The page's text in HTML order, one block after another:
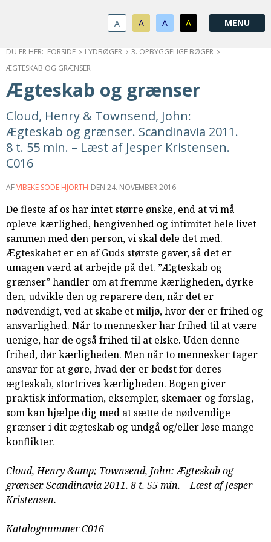
og
gå
indhold
forsiden
guide
for
1.2:
Bestyrelse
1.3:
Økonomi
1.5:
Privatlivspolitik
2.0:
Nyheder
3.0:
Kalender
4.0:
Kristeligt
Lydbibliotek
udlån
6.0:
Bibelen
7.0:
Arrangementer
7.1:
Sommerstævne
7.2:
Nordisk
samarbejde
8.0:
Støt
KABB!
9.0:
Links
Næste
indlæg:
Opvakt
fra
de
dødeForrige
indlæg:
Hvor
grænsen?
A A A A
FORSIDE LYDBØGER
3. OPBYGGELIGE BØGER
ÆGTESKAB OG GRÆNSER
Ægteskab og grænser
Cloud, Henry & Townsend, John:
Ægteskab og grænser. Scandinavia 2011.
8 t. 55 min. – Læst af Jesper Kristensen.
C016
AFVIBEKE SODE HJORTH DEN 24. NOVEMBER 2016
De fleste af os har intet større ønske, end at vi må
opleve kærlighed, hengivenhed og intimitet hele livet
sammen med den person, vi skal dele det med.
Ægteskabet er en af Guds største gaver, så det er
umagen værd at arbejde på det. ”Ægteskab og
grænser” handler om at fremme kærligheden, dyrke
den, udvikle den og reparere den, når det er
nødvendigt, ved at skabe et miljø, hvor der er frihed og
ansvarlighed. Når to mennesker har frihed til at være
uenige, har de også frihed til at elske. Uden denne
frihed, dør kærligheden. Men når to mennesker tager
ansvar for at gøre, hvad der er bedst for deres
ægteskab, stortrives kærligheden. Bogen giver
praktisk information, eksempler, skemaer og forslag,
som kan hjælpe dig med at sætte de nødvendige
grænser i dit ægteskab og undgå og/eller løse mange
konflikter.
Cloud, Henry &amp; Townsend, John: Ægteskab og
grænser. Scandinavia 2011. 8 t. 55 min. – Læst af Jesper
Kristensen.
Katalognummer C016